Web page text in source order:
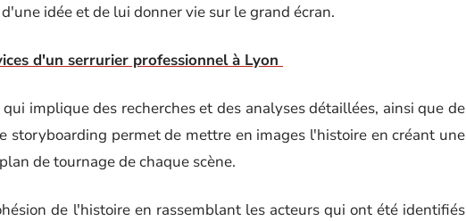
idée et de lui donner vie sur le grand écran.
d'un serrurier professionnel à Lyon
implique des recherches et des analyses détaillées, ainsi que de
storyboarding permet de mettre en images l'histoire en créant une
de tournage de chaque scène.
de l'histoire en rassemblant les acteurs qui ont été identifiés